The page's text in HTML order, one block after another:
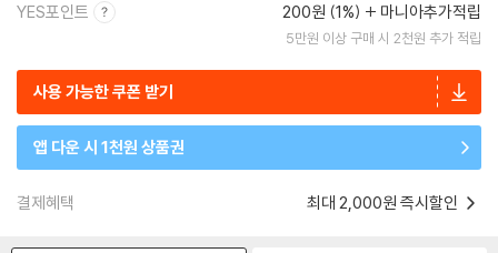
YES포인트 200원 (1%) 마니아추가적립
5만원 이상 구매 시 2천원 추가 적립
사용 가능한 쿠폰 받기
앱 다운 시 1천원 상품권
결제혜택 최대 2,000원 즉시할인